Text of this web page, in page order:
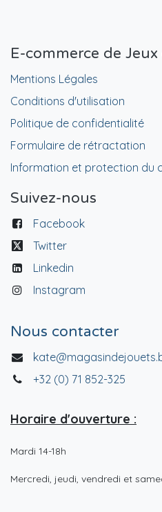
E-commerce de
Mentions Légales
Conditions d'utilisation
Politique de confidentialité
Formulaire de rétractation
Information et protection du
Suivez-nous
Facebook
Twitter
Linkedin
Instagram
Nous contacter
+32 (0) 71 852-325
Horaire d'ouverture :
Mardi 14-18h
Mercredi, jeudi, vendredi et